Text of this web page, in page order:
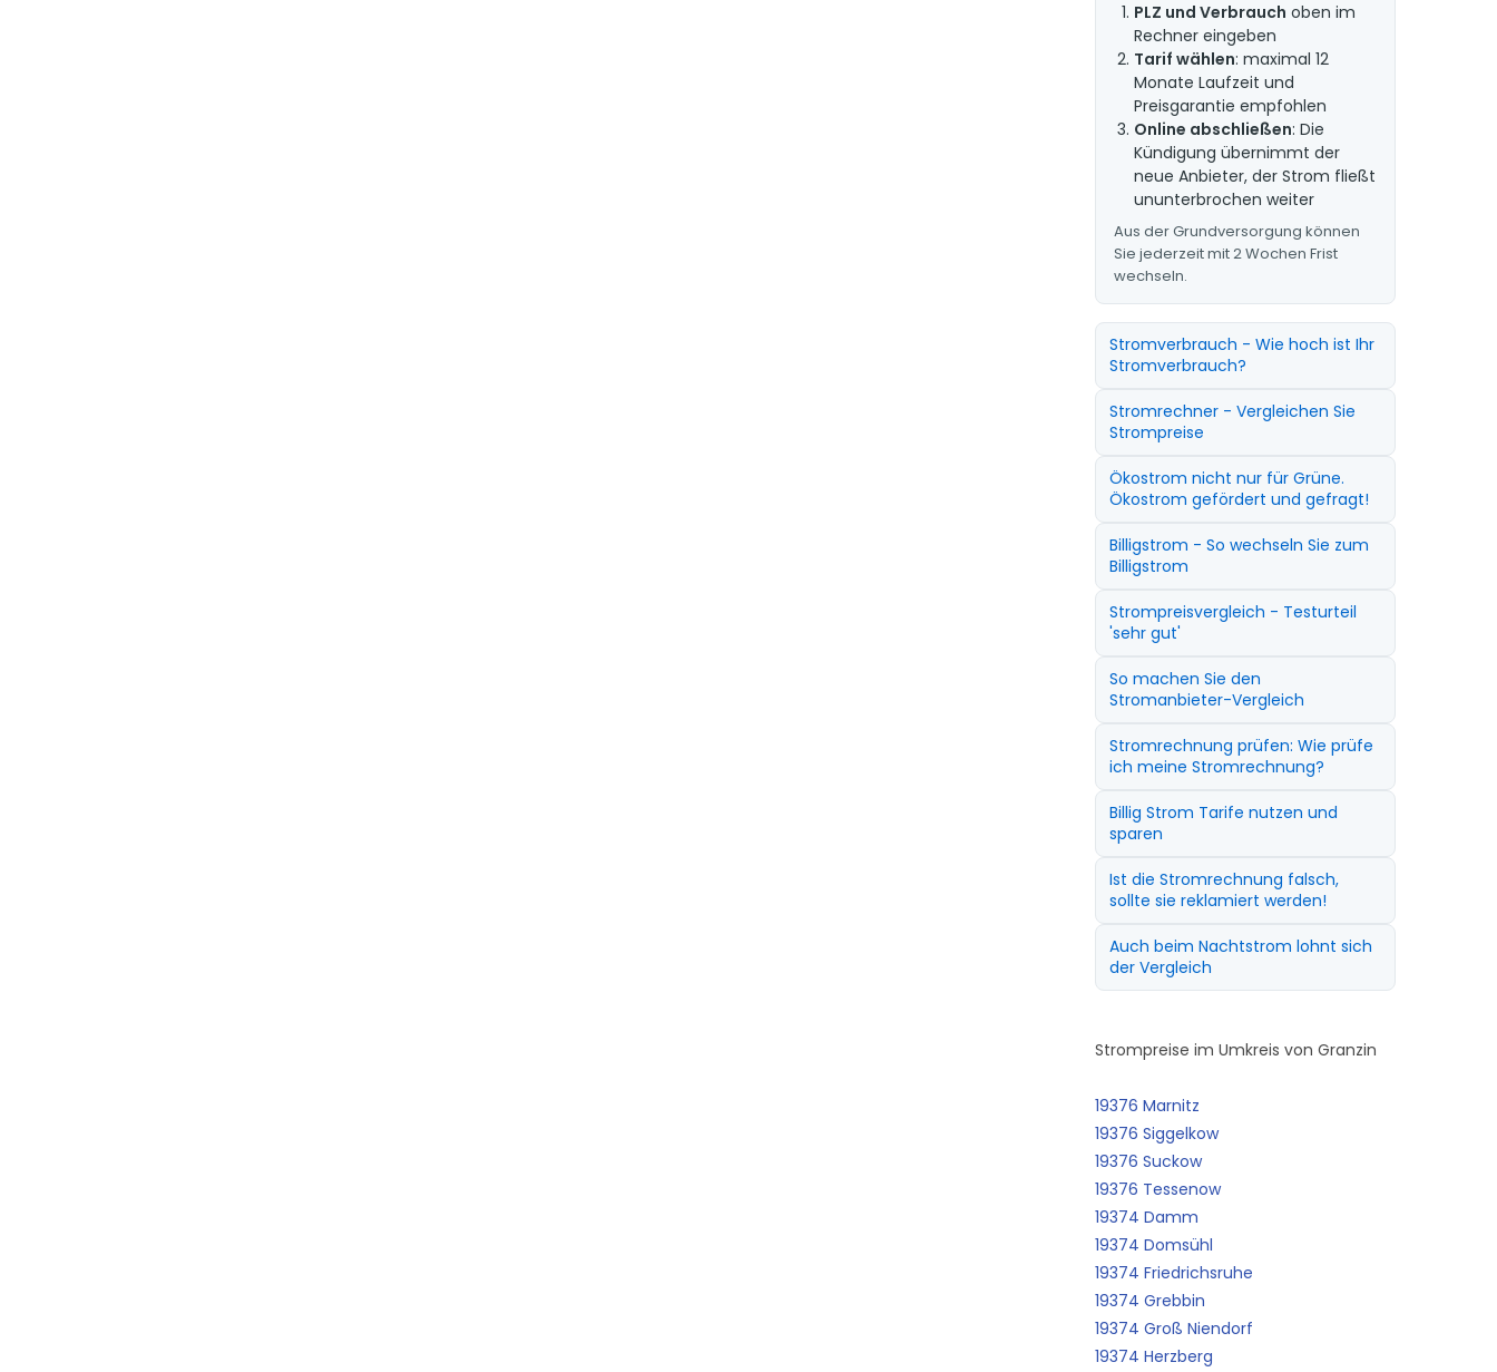
PLZ und Verbrauch oben im
Rechner eingeben
Tarif wählen: maximal 12
Monate Laufzeit und
Preisgarantie empfohlen
Online abschließen: Die
Kündigung übernimmt der
neue Anbieter, der Strom fließt
ununterbrochen weiter
Aus der Grundversorgung können
Sie jederzeit mit 2 Wochen Frist
wechseln.
Stromverbrauch - Wie hoch ist Ihr
Stromverbrauch?
Stromrechner - Vergleichen Sie
Strompreise
Ökostrom nicht nur für Grüne.
Ökostrom gefördert und gefragt!
Billigstrom - So wechseln Sie zum
Billigstrom
Strompreisvergleich - Testurteil
'sehr gut'
So machen Sie den
Stromanbieter-Vergleich
Stromrechnung prüfen: Wie prüfe
ich meine Stromrechnung?
Billig Strom Tarife nutzen und
sparen
Ist die Stromrechnung falsch,
sollte sie reklamiert werden!
Auch beim Nachtstrom lohnt sich
der Vergleich
Strompreise im Umkreis von Granzin
19376 Marnitz
19376 Siggelkow
19376 Suckow
19376 Tessenow
19374 Damm
19374 Domsühl
19374 Friedrichsruhe
19374 Grebbin
19374 Groß Niendorf
19374 Herzberg